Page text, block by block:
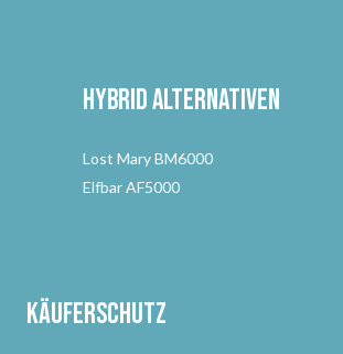
Hybrid Alternativen
Lost Mary BM6000
Elfbar AF5000
Käuferschutz